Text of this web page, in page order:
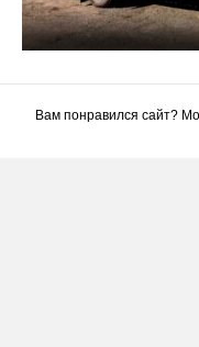
Вам понравился сайт?